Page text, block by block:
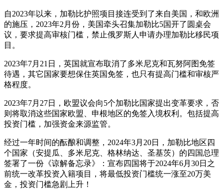
自2023年以来，加勒比护照项目接连受到了来自美国，和欧洲
的施压，2023年2月份，美国牵头召集加勒比5国开了圆桌会
议，要求提高审核门槛，禁止俄罗斯人申请办理加勒比移民项
目。
2023年7月21日，英国就宣布取消了多米尼克和瓦努阿图免签
待遇，其它国家要想保住英国免签，也只有提高门槛和审核严
格程度。
2023年7月27日，欧盟议会向5个加勒比国家提出变革要求，否
则将取消这些国家欧盟、申根地区的免签入境权利。包括提高
投资门槛，加强资金来源监管。
经过一年时间的酝酿和调整，2024年3月20日，加勒比地区四
个国家（安提瓜、多米尼克、格林纳达、圣基茨）的四国总理
签署了一份《谅解备忘录》：宣布四国将于2024年6月30日之
前统一改革投资入籍项目，将最低投资门槛统一涨至20万美
金，投资门槛急剧上升！